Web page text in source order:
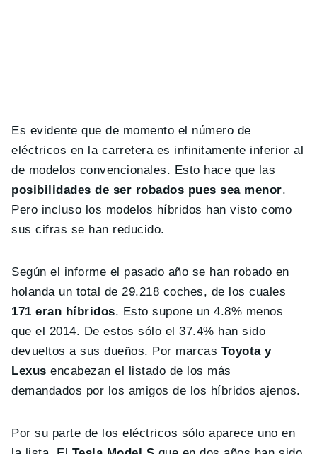
Es evidente que de momento el número de
eléctricos en la carretera es infinitamente inferior al
de modelos convencionales. Esto hace que las
posibilidades de ser robados pues sea menor.
Pero incluso los modelos híbridos han visto como
sus cifras se han reducido.
Según el informe el pasado año se han robado en
holanda un total de 29.218 coches, de los cuales
171 eran híbridos. Esto supone un 4.8% menos
que el 2014. De estos sólo el 37.4% han sido
devueltos a sus dueños. Por marcas Toyota y
Lexus encabezan el listado de los más
demandados por los amigos de los híbridos ajenos.
Por su parte de los eléctricos sólo aparece uno en